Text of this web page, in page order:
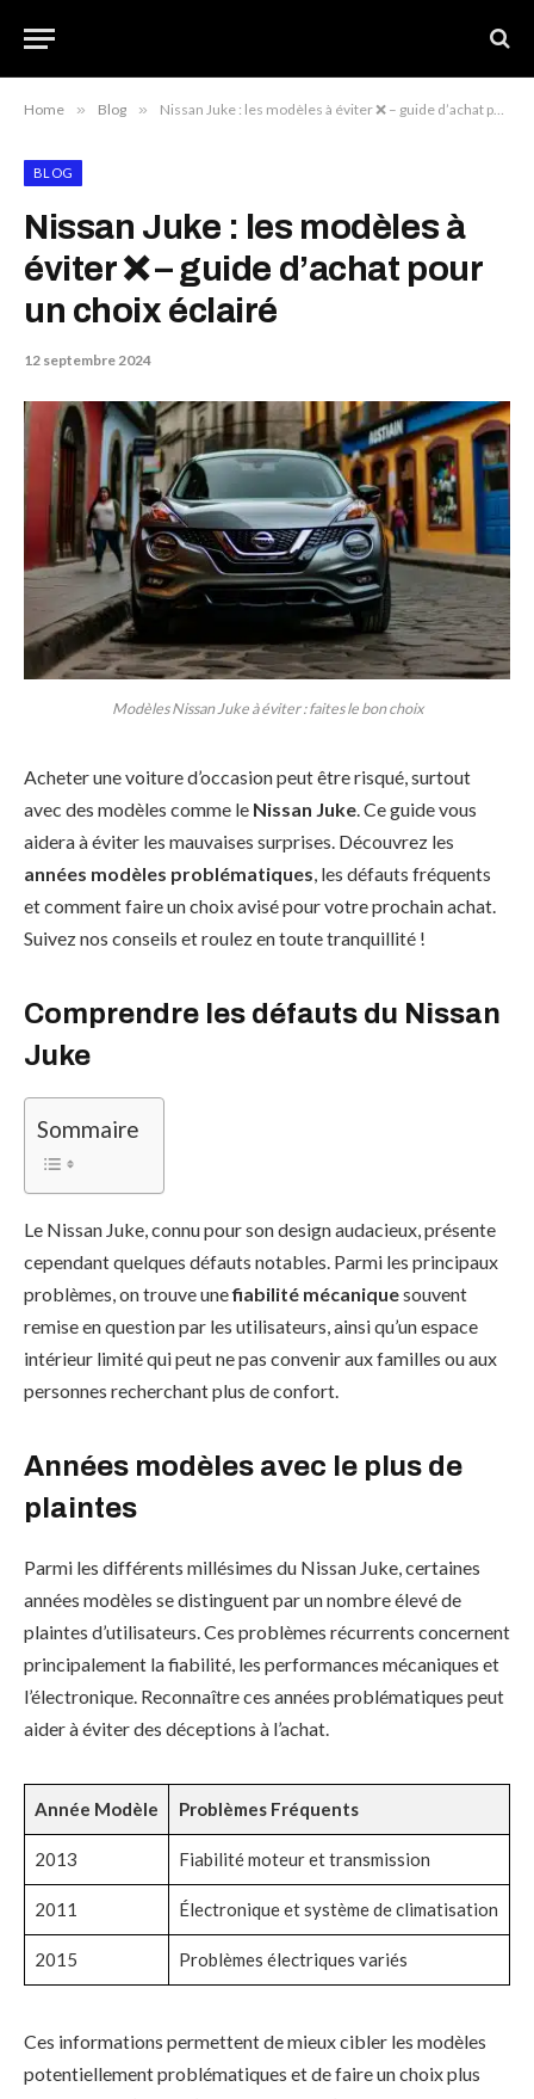
Home » Blog » Nissan Juke : les modèles à éviter ❌ – guide d’achat pour un choix éclairé
BLOG
Nissan Juke : les modèles à
éviter ❌ – guide d’achat pour
un choix éclairé
12 septembre 2024
Modèles Nissan Juke à éviter : faites le bon choix
Acheter une voiture d’occasion peut être risqué, surtout
avec des modèles comme le Nissan Juke. Ce guide vous
aidera à éviter les mauvaises surprises. Découvrez les
années modèles problématiques, les défauts fréquents
et comment faire un choix avisé pour votre prochain achat.
Suivez nos conseils et roulez en toute tranquillité !
Comprendre les défauts du Nissan
Juke
Sommaire
Le Nissan Juke, connu pour son design audacieux, présente
cependant quelques défauts notables. Parmi les principaux
problèmes, on trouve unefiabilité mécaniquesouvent
remise en question par les utilisateurs, ainsi qu’un espace
intérieur limité qui peut ne pas convenir aux familles ou aux
personnes recherchant plus de confort.
Années modèles avec le plus de
plaintes
Parmi les différents millésimes du Nissan Juke, certaines
années modèles se distinguent par un nombre élevé de
plaintes d’utilisateurs. Ces problèmes récurrents concernent
principalement la fiabilité, les performances mécaniques et
l’électronique. Reconnaître ces années problématiques peut
aider à éviter des déceptions à l’achat.
Année Modèle Problèmes Fréquents
2013 Fiabilité moteur et transmission
2011 Électronique et système de climatisation
2015 Problèmes électriques variés
Ces informations permettent de mieux cibler les modèles
potentiellement problématiques et de faire un choix plus